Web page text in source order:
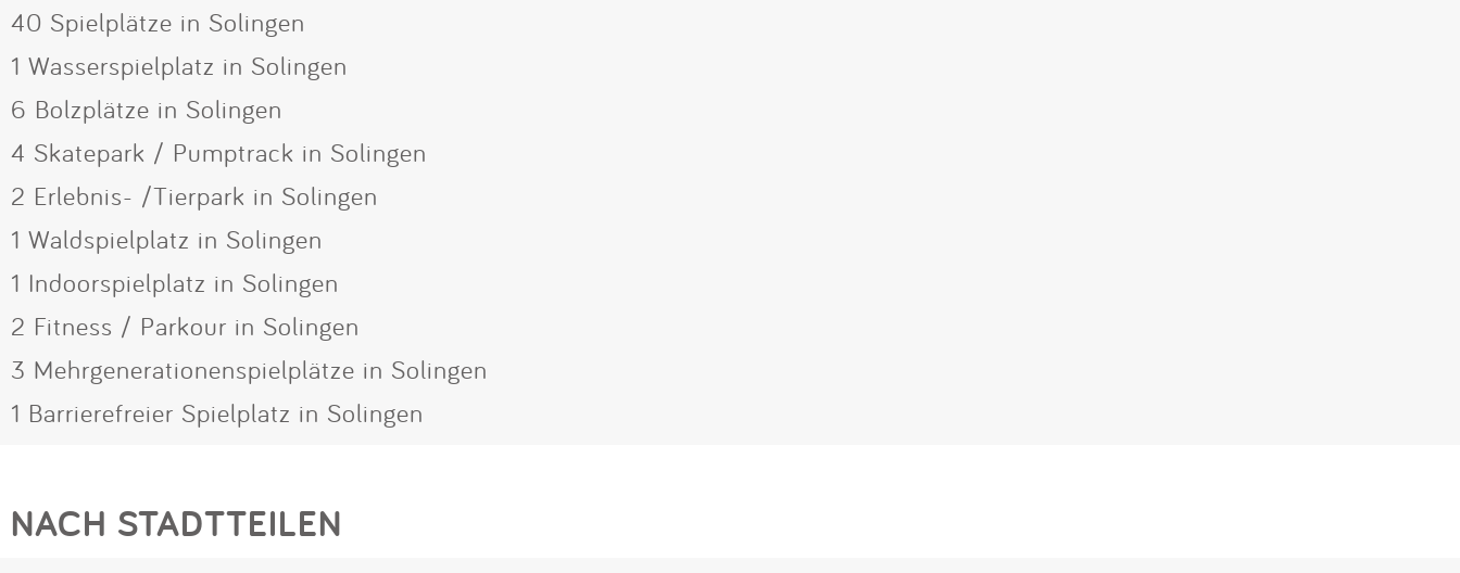
40 Spielplätze in Solingen
1 Wasserspielplatz in Solingen
6 Bolzplätze in Solingen
4 Skatepark / Pumptrack in Solingen
2 Erlebnis- /Tierpark in Solingen
1 Waldspielplatz in Solingen
1 Indoorspielplatz in Solingen
2 Fitness / Parkour in Solingen
3 Mehrgenerationenspielplätze in Solingen
1 Barrierefreier Spielplatz in Solingen
NACH STADTTEILEN